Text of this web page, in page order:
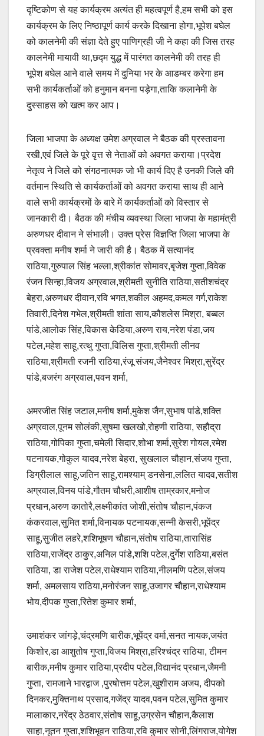
दृष्टिकोण से यह कार्यक्रम अत्यंत ही महत्वपूर्ण है,हम सभी को इस
कार्यक्रम के लिए निष्ठापूर्ण कार्य करके दिखाना होगा,भूपेश बघेल
को कालनेमी की संज्ञा देते हुए पाणिग्रही जी ने कहा की जिस तरह
कालनेमी मायावी था,छद्म युद्ध में पारंगत कालनेमी की तरह ही
भूपेश बघेल आने वाले समय में दुनिया भर के आडम्बर करेगा हम
सभी कार्यकर्ताओं को हनुमान बनना पड़ेगा,ताकि कलानेमी के
दुस्साहस को खत्म कर आप।
जिला भाजपा के अध्यक्ष उमेश अग्रवाल ने बैठक की प्रस्तावना
रखी,एवं जिले के पूरे वृत्त से नेताओं को अवगत कराया।प्रदेश
नेतृत्व ने जिले को संगठनात्मक जो भी कार्य दिए है उनकी जिले की
वर्तमान स्थिति से कार्यकर्ताओं को अवगत कराया साथ ही आने
वाले सभी कार्यक्रमों के बारे में कार्यकर्ताओं को विस्तार से
जानकारी दी। बैठक की मंचीय व्यवस्था जिला भाजपा के महामंत्री
अरुणधर दीवान ने संभाली। उक्त प्रेस विज्ञप्ति जिला भाजपा के
प्रवक्ता मनीष शर्मा ने जारी की है। बैठक में सत्यानंद
राठिया,गुरुपाल सिंह भल्ला,श्रीकांत सोमावर,बृजेश गुप्ता,विवेक
रंजन सिन्हा,विजय अग्रवाल,श्रीमती सुनीति राठिया,सतीशचंद्र
बेहरा,अरुणधर दीवान,रवि भगत,शकील अहमद,कमल गर्ग,राकेश
तिवारी,दिनेश गभेल,श्रीमती शांता साय,कौशलेस मिश्रा, बब्बल
पांडे,आलोक सिंह,विकास केडिया,अरुण राय,नरेश पंडा,जय
पटेल,महेश साहू,रत्थु गुप्ता,विलिस गुप्ता,श्रीमती लीनव
राठिया,श्रीमती रजनी राठिया,रंजू संजय,जैनेश्वर मिश्रा,सुरेंद्र
पांडे,बजरंग अग्रवाल,पवन शर्मा,
अमरजीत सिंह जटाल,मनीष शर्मा,मुकेश जैन,सुभाष पांडे,शक्ति
अग्रवाल,पूनम सोलंकी,सुषमा खलखो,रोहणी राठिया, सहौद्रा
राठिया,गोपिका गुप्ता,चमेली सिदार,शोभा शर्मा,सुरेश गोयल,रमेश
पटनायक,गोकुल यादव,नरेश बेहरा, सुखलाल चौहान,संजय गुप्ता,
डिग्रीलाल साहू,जतिन साहू,रामश्याम् डनसेना,ललित यादव,सतीश
अग्रवाल,विनय पांडे,गौतम चौधरी,आशीष ताम्रकार,मनोज
प्रधान,अरुण कातोरै,लक्ष्मीकांत जोशी,संतोष चौहान,पंकज
कंकरवाल,सुमित शर्मा,विनायक पटनायक,सन्नी केसरी,भूपेंद्र
साहू,सुजीत लहरे,शशिभूषण चौहान,संतोष राठिया,तारासिंह
राठिया,राजेंद्र ठाकुर,अनिल पांडे,शशि पटेल,दुर्गेश राठिया,बसंत
राठिया, डा राजेश पटेल,राधेश्याम राठिया,नीलमणि पटेल,संजय
शर्मा, अमलसाय राठिया,मनोरंजन साहू,उजागर चौहान,राधेश्याम
भोय,दीपक गुप्ता,रितेश कुमार शर्मा,
उमाशंकर जांगड़े,चंद्रमणि बारीक,भूपेंद्र वर्मा,सनत नायक,जयंत
किशोर,डा आशुतोष गुप्ता,विजय मिश्रा,हरिश्चंद्र राठिया, टीमन
बारीक,मनीष कुमार राठिया,प्रदीप पटेल,विद्यानंद प्रधान,जैमनी
गुप्ता, रामजाने भारद्वाज ,पुरषोत्तम पटेल,खुशीराम अजय, दीपको
दिनकर,मुक्तिनाथ प्रसाद,गजेंद्र यादव,पवन पटेल,सुमित कुमार
मालाकार,नरेंद्र ठेठवार,संतोष साहू,उग्रसेन चौहान,कैलाश
साहा,नूतन गुप्ता,शशिभूवन राठिया,रवि कुमार सोनी,लिंगराज,योगेश